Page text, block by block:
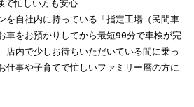
忙しい方も安心
を自社内に持っている「指定工場（民間車
車をお預かりしてから最短90分で車検が完
店内で少しお待ちいただいている間に乗っ
仕事や子育てで忙しいファミリー層の方に